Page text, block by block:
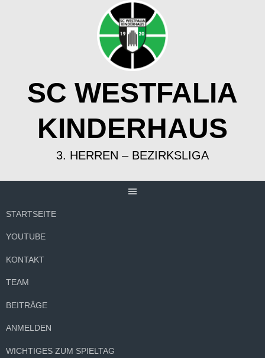
SC WESTFALIA
KINDERHAUS
3. HERREN – BEZIRKSLIGA
STARTSEITE
YOUTUBE
KONTAKT
TEAM
BEITRÄGE
ANMELDEN
WICHTIGES ZUM SPIELTAG